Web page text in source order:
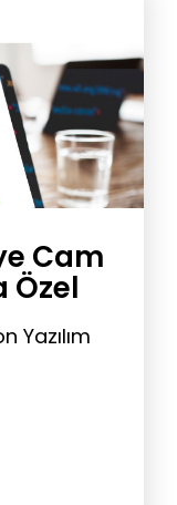
Cam
Özel
Yazılım